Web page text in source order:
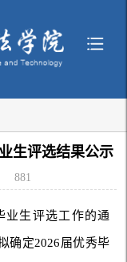
生评选结果公示
881
业生评选工作的通
确定2026届优秀毕